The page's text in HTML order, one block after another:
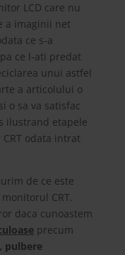
LCD care nu
a imaginii net
ce s-a
ce l-ati predat
unui astfel
a articolului o
o sa va satisfac
ilustrand etapele
odata intrat
de ce este
CRT.
daca cunoastem
precum
pulbere